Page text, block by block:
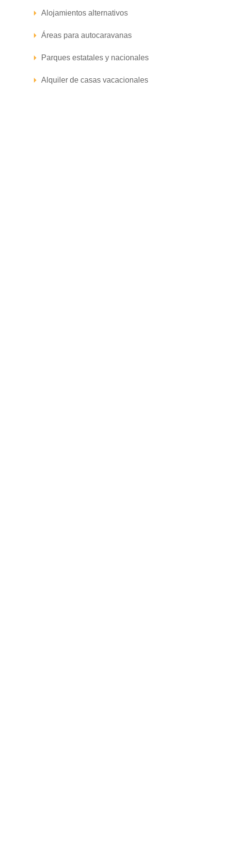
Alojamientos alternativos
Áreas para autocaravanas
Parques estatales y nacionales
Alquiler de casas vacacionales